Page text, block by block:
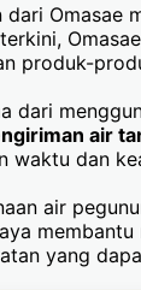
dari Omasae
produk-
dari
air
waktu dan
air
yang